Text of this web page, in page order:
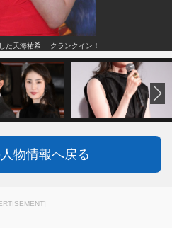
た天海祐希 クランクイン！
物情報へ戻る